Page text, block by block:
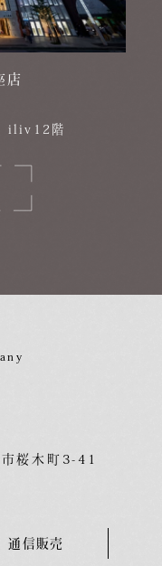
店
iliv12階
桜木町3-41
通信販売